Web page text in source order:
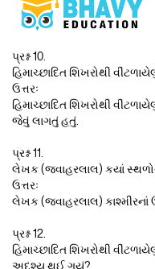
પ્રશ્ન 10.
હિમાચ્છાદિત શિખરોથી
ઉત્તરઃ
હિમાચ્છાદિત શિખરોથી
જેવું લાગતું હતું.
પ્રશ્ન 11.
લેખક (જવાહરલાલ) કયાં
ઉત્તરઃ
લેખક (જવાહરલાલ) કાશ્મીરનાં
પ્રશ્ન 12.
હિમાચ્છાદિત શિખરોથી
અદશ્ય થઈ ગયું?